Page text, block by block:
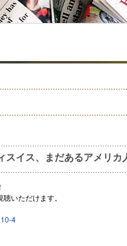
スイス、まだあるアメリカ
いただけます。
4